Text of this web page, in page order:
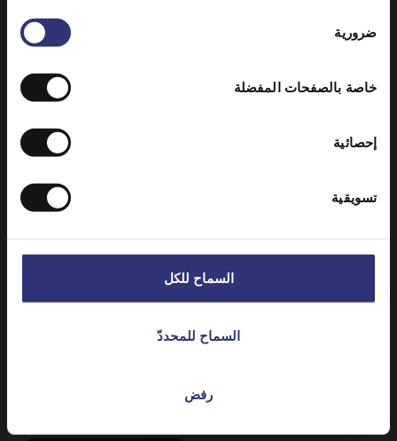
الموافقة
ضرورية
خاصة بالصفحات المفضلة
إحصائية
تسويقية
السماح للكل
السماح للمحددّ
رفض
غذاء صحي
لماذا البقوليات مفيدة لك،
والعدس) في جميع أنحاء
العالم منذ ما لا يقل عن
10000 عام، وذلك بفضل